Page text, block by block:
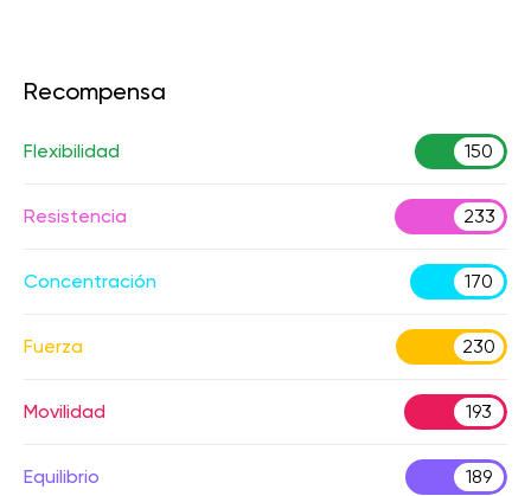
Recompensa
Flexibilidad 150
Resistencia 233
Concentración 170
Fuerza 230
Movilidad 193
Equilibrio 189